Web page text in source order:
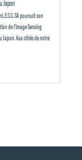
Japon
SA poursuit son
de l’Image Sensing
Japon. Aux côtés de notre